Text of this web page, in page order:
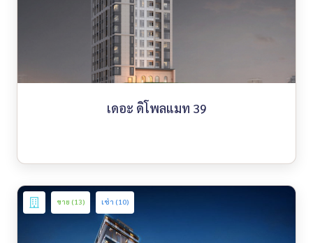
เดอะ ดิโพลแมท 39
ขาย (13) เช่า (10)